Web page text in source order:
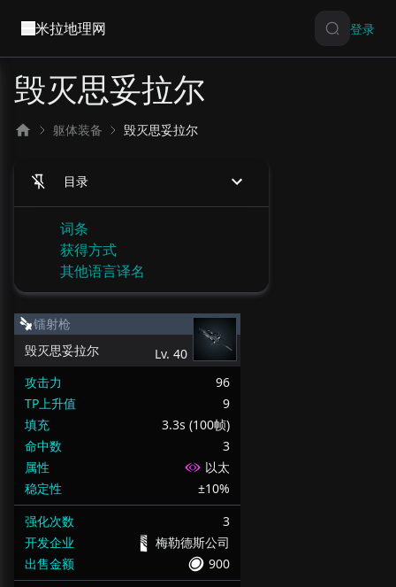
米拉地理网 登录
毁灭思妥拉尔
躯体装备 毁灭思妥拉尔
目录
词条
获得方式
其他语言译名
镭射枪
毁灭思妥拉尔
Lv. 40
攻击力
96
TP上升值
9
填充
3.3s (100帧)
命中数
3
属性
以太
稳定性
±10%
强化次数
3
开发企业
梅勒德斯公司
出售金额
900